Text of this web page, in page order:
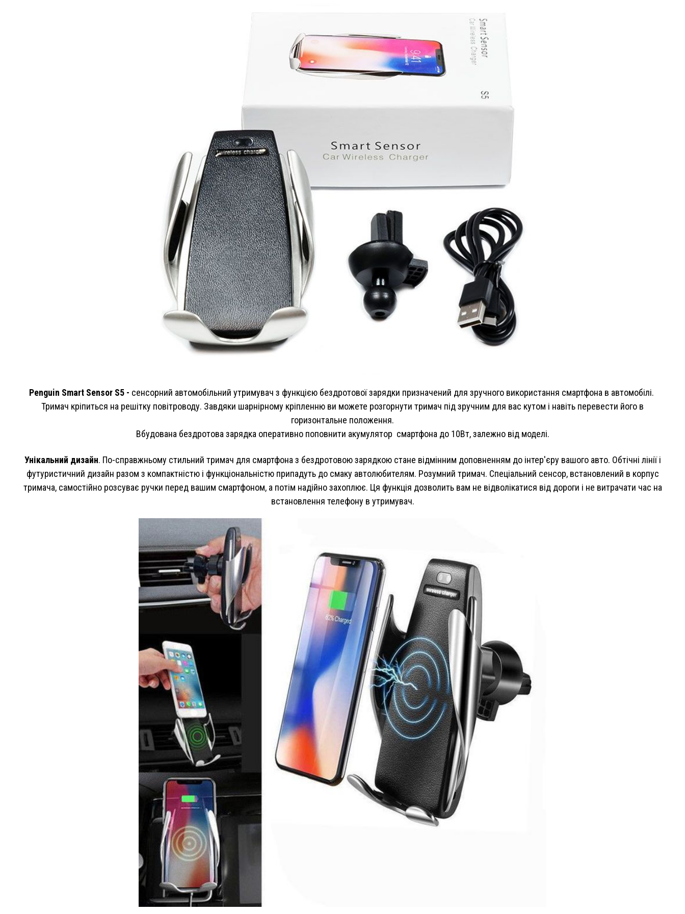
Penguin Smart Sensor S5 - сенсорний автомобільний утримувач з функцією бездротової зарядки призначений для зручного використання смартфона в автомобілі.
Тримач кріпиться на решітку повітроводу. Завдяки шарнірному кріпленню ви можете розгорнути тримач під зручним для вас кутом і навіть перевести його в
горизонтальне положення.
Вбудована бездротова зарядка оперативно поповнити акумулятор смартфона до 10Вт, залежно від моделі.
Унікальний дизайн. По-справжньому стильний тримач для смартфона з бездротовою зарядкою стане відмінним доповненням до інтер'єру вашого авто. Обтічні лінії і
футуристичний дизайн разом з компактністю і функціональністю припадуть до смаку автолюбителям. Розумний тримач. Спеціальний сенсор, встановлений в корпус
тримача, самостійно розсуває ручки перед вашим смартфоном, а потім надійно захоплює. Ця функція дозволить вам не відволікатися від дороги і не витрачати час на
встановлення телефону в утримувач.